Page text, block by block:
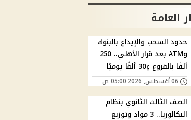
العامة
حدود السحب والإيداع بالبنوك
وATM بعد قرار الأهلي.. 250
ألفًا بالفروع و30 ألفًا يوميًا
06 أغسطس, 2026 05:00 ص
الصف الثالث الثانوي بنظام
البكالوريا.. 3 مواد وتوزيع